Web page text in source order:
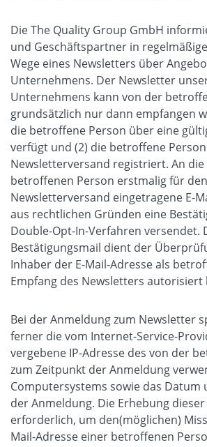
Die The Quality Group GmbH
und Geschäftspartner in
Wege eines Newsletters über
Unternehmens. Der Newsletter
Unternehmens kann von der
grundsätzlich nur dann empfangen
die betroffene Person über eine
verfügt und (2) die betroffene
Newsletterversand registriert. An
betroffenen Person erstmalig für den
Newsletterversand eingetragene E-
aus rechtlichen Gründen eine
Double-Opt-In-Verfahren versendet.
Bestätigungsmail dient der
Inhaber der E-Mail-Adresse als
Empfang des Newsletters autorisiert
Bei der Anmeldung zum Newsletter
ferner die vom Internet-Service-
vergebene IP-Adresse des von der
zum Zeitpunkt der Anmeldung
Computersystems sowie das Datum
der Anmeldung. Die Erhebung
erforderlich, um den(möglichen)
Mail-Adresse einer betroffenen